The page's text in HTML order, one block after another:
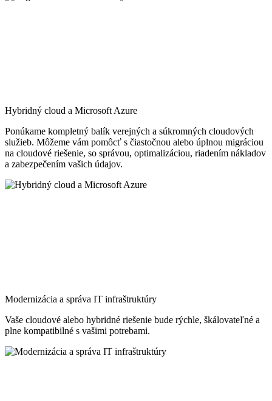
Hybridný cloud a Microsoft Azure
Ponúkame kompletný balík verejných a súkromných cloudových
služieb. Môžeme vám pomôcť s čiastočnou alebo úplnou migráciou
na cloudové riešenie, so správou, optimalizáciou, riadením nákladov
a zabezpečením vašich údajov.
Modernizácia a správa IT infraštruktúry
Vaše cloudové alebo hybridné riešenie bude rýchle, škálovateľné a
plne kompatibilné s vašimi potrebami.